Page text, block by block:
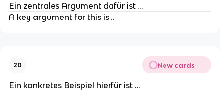
Ein zentrales Argument dafür ist …
A key argument for this is…
20 New cards
Ein konkretes Beispiel hierfür ist …